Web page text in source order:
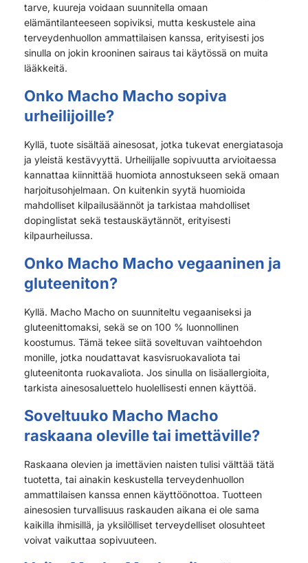
tarve, kuureja voidaan suunnitella omaan
elämäntilanteeseen sopiviksi, mutta keskustele aina
terveydenhuollon ammattilaisen kanssa, erityisesti jos
sinulla on jokin krooninen sairaus tai käytössä on muita
lääkkeitä.
Onko Macho Macho sopiva
urheilijoille?
Kyllä, tuote sisältää ainesosat, jotka tukevat energiatasoja
ja yleistä kestävyyttä. Urheilijalle sopivuutta arvioitaessa
kannattaa kiinnittää huomiota annostukseen sekä omaan
harjoitusohjelmaan. On kuitenkin syytä huomioida
mahdolliset kilpailusäännöt ja tarkistaa mahdolliset
dopinglistat sekä testauskäytännöt, erityisesti
kilpaurheilussa.
Onko Macho Macho vegaaninen ja
gluteeniton?
Kyllä. Macho Macho on suunniteltu vegaaniseksi ja
gluteenittomaksi, sekä se on 100 % luonnollinen
koostumus. Tämä tekee siitä soveltuvan vaihtoehdon
monille, jotka noudattavat kasvisruokavaliota tai
gluteenitonta ruokavaliota. Jos sinulla on lisäallergioita,
tarkista ainesosaluettelo huolellisesti ennen käyttöä.
Soveltuuko Macho Macho
raskaana oleville tai imettäville?
Raskaana olevien ja imettävien naisten tulisi välttää tätä
tuotetta, tai ainakin keskustella terveydenhuollon
ammattilaisen kanssa ennen käyttöönottoa. Tuotteen
ainesosien turvallisuus raskauden aikana ei ole sama
kaikilla ihmisillä, ja yksilölliset terveydelliset olosuhteet
voivat vaikuttaa sopivuuteen.